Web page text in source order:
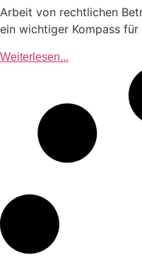
Arbeit von rechtlichen
ein wichtiger Kompass für
Weiterlesen...